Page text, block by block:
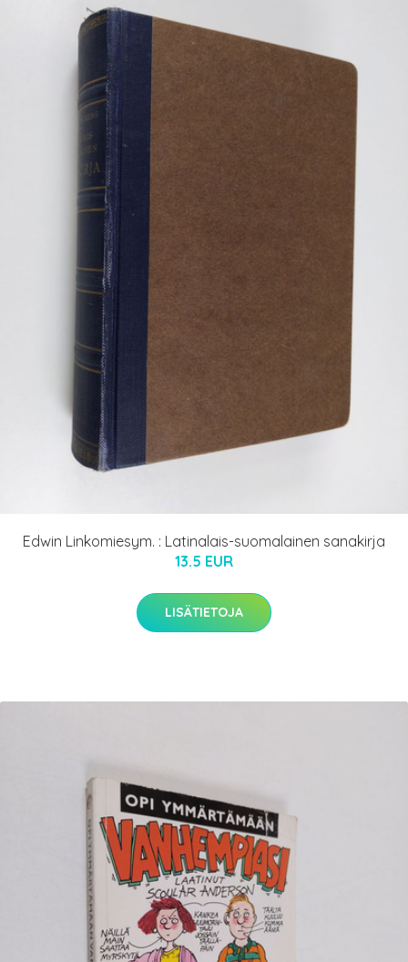
Edwin Linkomiesym. : Latinalais-suomalainen sanakirja
13.5 EUR
LISÄTIETOJA